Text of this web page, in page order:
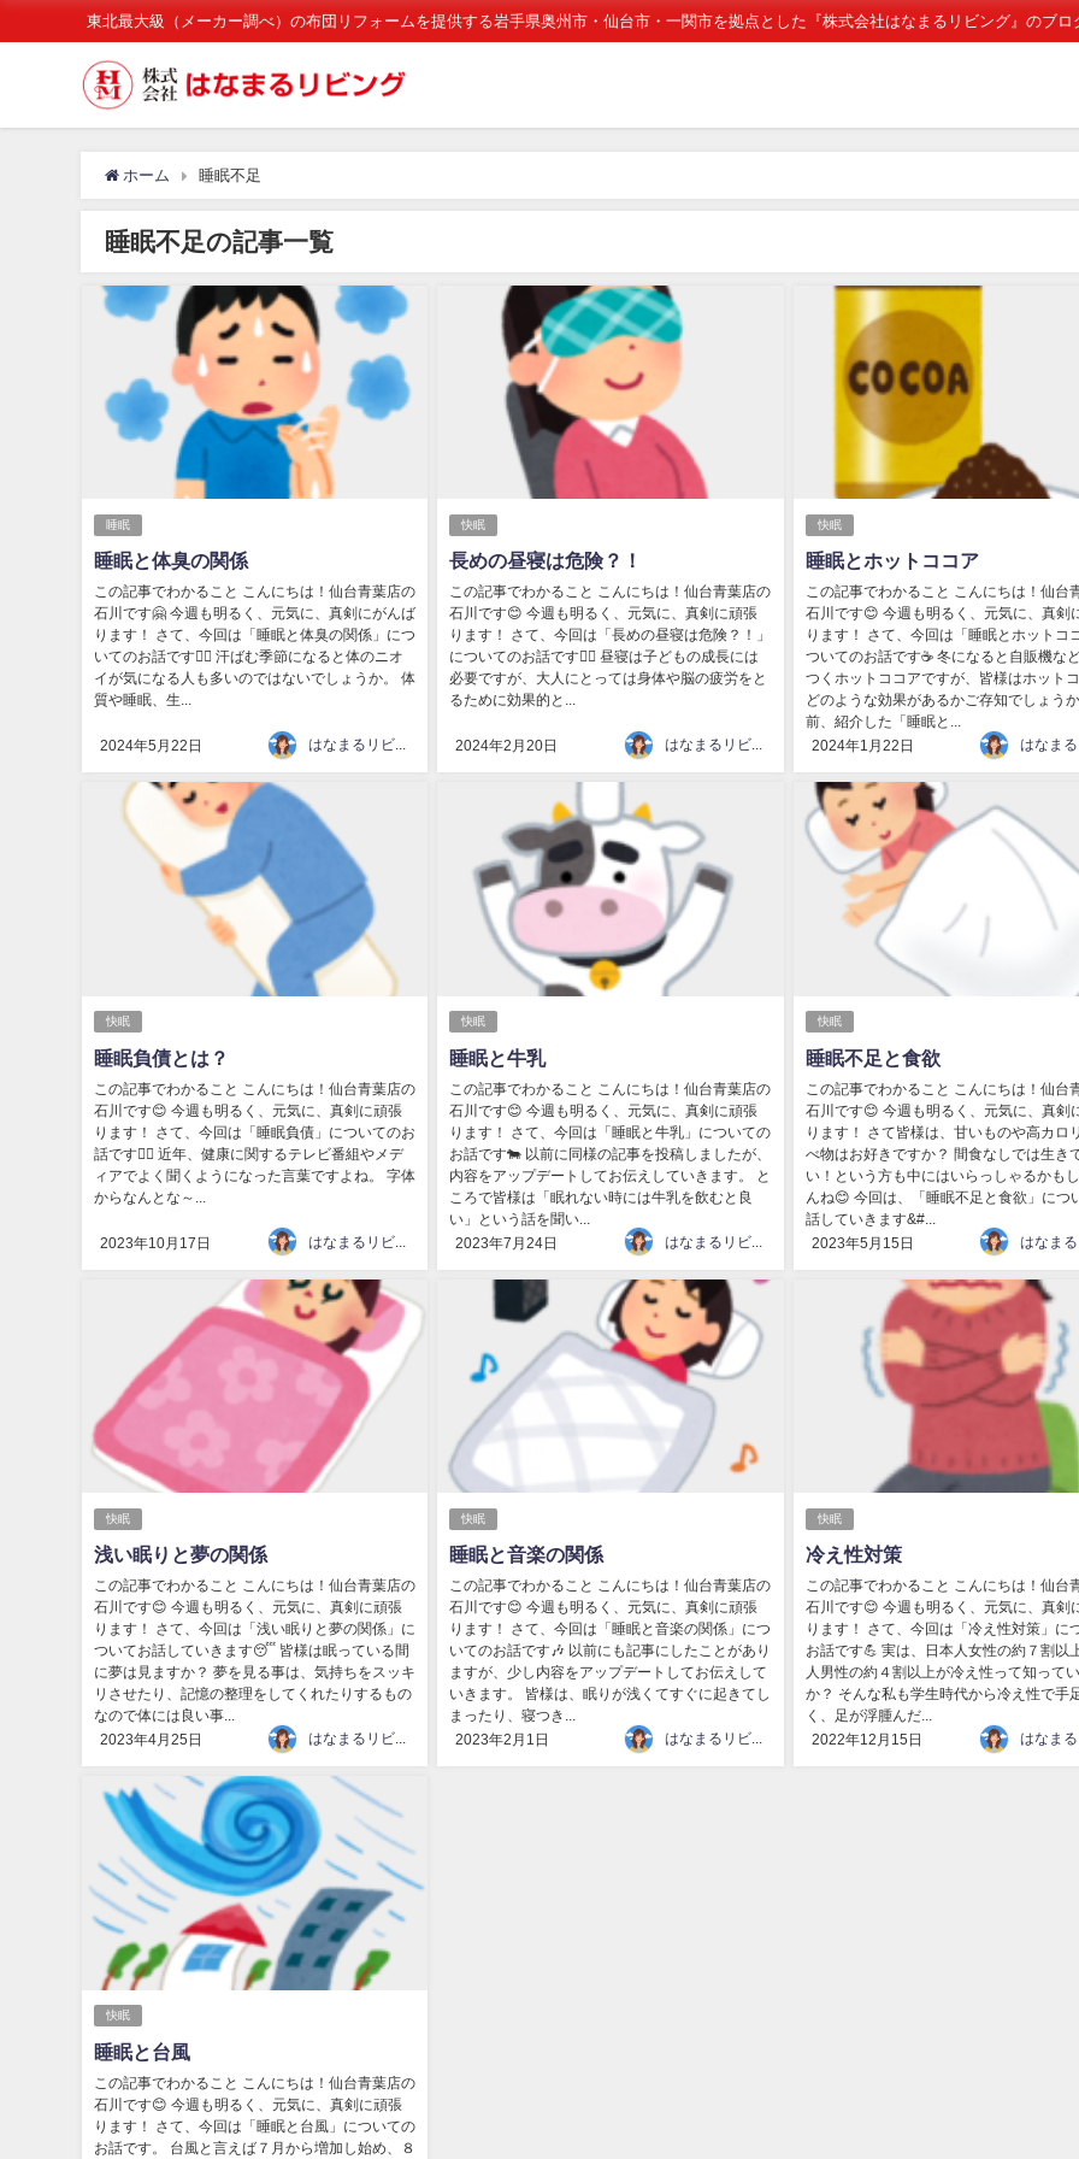
東北最大級（メーカー調べ）の布団リフォームを提供する岩手県奥州市・仙台市・一関市を拠点とした『株式会社はなまるリビング』のブロ
ホーム 睡眠不足
睡眠不足の記事一覧
睡眠
睡眠と体臭の関係
この記事でわかること こんにちは！仙台青葉店の
石川です🤗 今週も明るく、元気に、真剣にがんば
ります！ さて、今回は「睡眠と体臭の関係」につ
いてのお話です💁‍♀️ 汗ばむ季節になると体のニオ
イが気になる人も多いのではないでしょうか。 体
質や睡眠、生...
2024年5月22日 はなまるリビング
快眠
長めの昼寝は危険？！
この記事でわかること こんにちは！仙台青葉店の
石川です😊 今週も明るく、元気に、真剣に頑張
ります！ さて、今回は「長めの昼寝は危険？！」
についてのお話です💁‍♀️ 昼寝は子どもの成長には
必要ですが、大人にとっては身体や脳の疲労をと
るために効果的と...
2024年2月20日 はなまるリビング
快眠
睡眠とホットココア
この記事でわかること こんにちは！仙台
石川です😊 今週も明るく、元気に、真剣
ります！ さて、今回は「睡眠とホットコ
ついてのお話です☕ 冬になると自販機な
つくホットココアですが、皆様はホット
どのような効果があるかご存知でしょう
前、紹介した「睡眠と...
2024年1月22日
快眠
睡眠負債とは？
この記事でわかること こんにちは！仙台青葉店の
石川です😊 今週も明るく、元気に、真剣に頑張
ります！ さて、今回は「睡眠負債」についてのお
話です💁‍♀️ 近年、健康に関するテレビ番組やメデ
ィアでよく聞くようになった言葉ですよね。 字体
からなんとな～...
2023年10月17日
快眠
睡眠と牛乳
この記事でわかること こんにちは！仙台青葉店の
石川です😊 今週も明るく、元気に、真剣に頑張
ります！ さて、今回は「睡眠と牛乳」についての
お話です🐄 以前に同様の記事を投稿しましたが、
内容をアップデートしてお伝えしていきます。 と
ころで皆様は「眠れない時には牛乳を飲むと良
い」という話を聞い...
2023年7月24日
はなまるリビング
快眠
睡眠不足と食欲
この記事でわかること こんにちは！仙台
石川です😊 今週も明るく、元気に、真剣
ります！ さて皆様は、甘いものや高カロ
べ物はお好きですか？ 間食なしでは生き
い！という方も中にはいらっしゃるかも
んね😊 今回は、「睡眠不足と食欲」につ
話していきます&#...
2023年5月15日
快眠
浅い眠りと夢の関係
この記事でわかること こんにちは！仙台青葉店の
石川です😊 今週も明るく、元気に、真剣に頑張
ります！ さて、今回は「浅い眠りと夢の関係」に
ついてお話していきます😴 皆様は眠っている間
に夢は見ますか？ 夢を見る事は、気持ちをスッキ
リさせたり、記憶の整理をしてくれたりするもの
なので体には良い事...
2023年4月25日
はなまるリビング
快眠
睡眠と音楽の関係
この記事でわかること こんにちは！仙台青葉店の
石川です😊 今週も明るく、元気に、真剣に頑張
ります！ さて、今回は「睡眠と音楽の関係」につ
いてのお話です🎶 以前にも記事にしたことがあり
ますが、少し内容をアップデートしてお伝えして
いきます。 皆様は、眠りが浅くてすぐに起きてし
まったり、寝つき...
2023年2月1日
はなまるリビング
快眠
冷え性対策
この記事でわかること こんにちは！仙台
石川です😊 今週も明るく、元気に、真剣
ります！ さて、今回は「冷え性対策」に
お話です💪 実は、日本人女性の約７割以
人男性の約４割以上が冷え性って知って
か？ そんな私も学生時代から冷え性で手
く、足が浮腫んだ...
2022年12月15日
快眠
睡眠と台風
この記事でわかること こんにちは！仙台青葉店の
石川です😊 今週も明るく、元気に、真剣に頑張
ります！ さて、今回は「睡眠と台風」についての
お話です。 台風と言えば７月から増加し始め、８